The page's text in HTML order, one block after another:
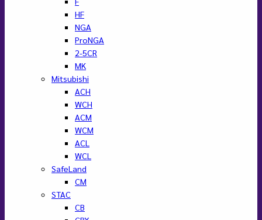
HF
NGA
ProNGA
2-5CR
MK
Mitsubishi
ACH
WCH
ACM
WCM
ACL
WCL
SafeLand
CM
STAC
CB